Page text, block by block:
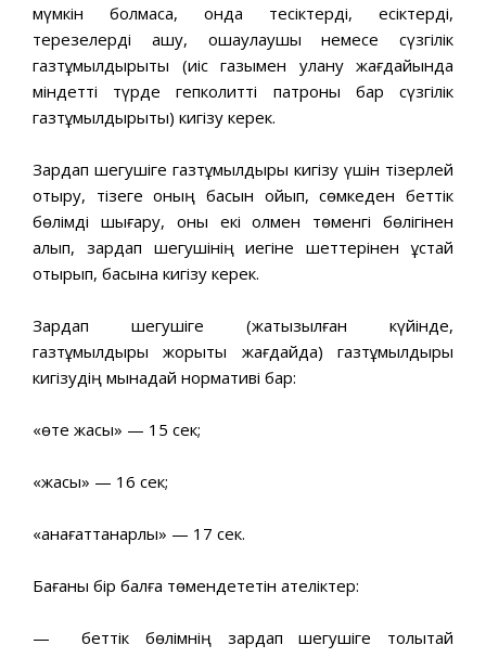
мүмкін болмаса, онда тесіктерді, есіктерді,
терезелерді ашу, оқшаулаушы немесе сүзгілік
газтұмылдырықты (иіс газымен улану жағдайында
міндетті түрде гепколитті патроны бар сүзгілік
газтұмылдырықты) кигізу керек.
Зардап шегушіге газтұмылдырық кигізу үшін тізерлей
отыру, тізеге оның басын қойып, сөмкеден беттік
бөлімді шығару, оны екі қолмен төменгі бөлігінен
алып, зардап шегушінің иегіне шеттерінен ұстай
отырып, басына кигізу керек.
Зардап шегушіге (жатқызылған күйінде,
газтұмылдырық жорықтық жағдайда) газтұмылдырық
кигізудің мынадай нормативі бар:
«өте жақсы» — 15 сек;
«жақсы» — 16 сек;
«қанағаттанарлық» — 17 сек.
Бағаны бір балға төмендететін қателіктер:
— беттік бөлімнің зардап шегушіге толықтай